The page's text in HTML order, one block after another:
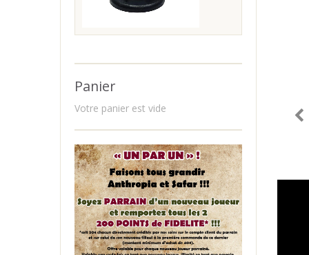
Panier
Votre panier est vide